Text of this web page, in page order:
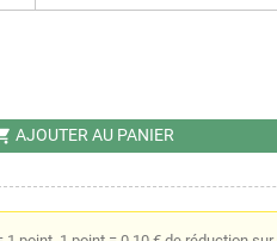
AJOUTER AU PANIER